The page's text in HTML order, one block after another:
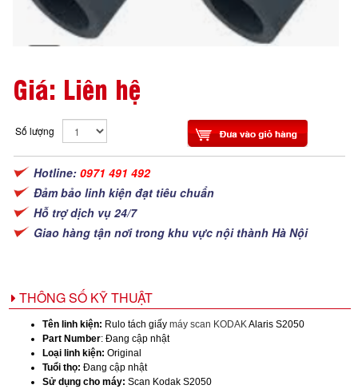
Giá: Liên hệ
Số lượng
Hotline: 0971 491 492
Đảm bảo linh kiện đạt tiêu chuẩn
Hỗ trợ dịch vụ 24/7
Giao hàng tận nơi trong khu vực nội thành Hà Nội
THÔNG SỐ KỸ THUẬT
Tên linh kiện: Rulo tách giấy máy scan KODAK Alaris S2050
Part Number: Đang cập nhật
Loại linh kiện: Original
Tuổi thọ: Đang cập nhật
Sử dụng cho máy: Scan Kodak S2050